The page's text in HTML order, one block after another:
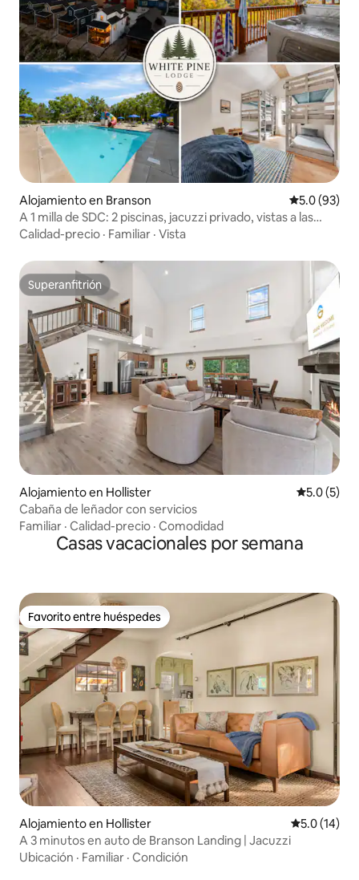
Alojamiento en Branson Calificación
5.0 (93)
A 1 milla de SDC: 2 piscinas, jacuzzi privado, vistas a las
montañas
Calidad-precio · Familiar · Vista
Superanfitrión
Superanfitrión
Alojamiento en Hollister
5.0 (5)
Cabaña de leñador con servicios
Familiar · Calidad-precio · Comodidad
Casas vacacionales por semana
Favorito entre huéspedes
Favorito entre huéspedes
Alojamiento en Hollister Calificación
5.0 (14)
A 3 minutos en auto de Branson Landing | Jacuzzi
Ubicación · Familiar · Condición